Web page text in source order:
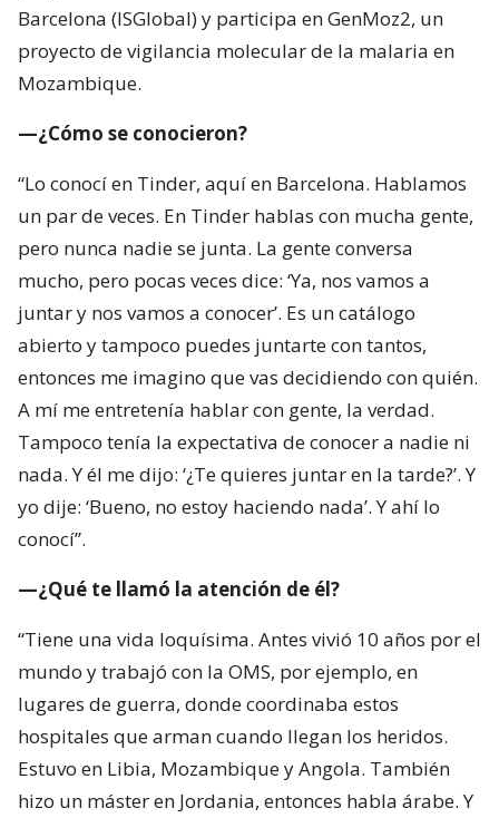
Barcelona (ISGlobal) y participa en GenMoz2, un
proyecto de vigilancia molecular de la malaria en
Mozambique.
—¿Cómo se conocieron?
“Lo conocí en Tinder, aquí en Barcelona. Hablamos
un par de veces. En Tinder hablas con mucha gente,
pero nunca nadie se junta. La gente conversa
mucho, pero pocas veces dice: ‘Ya, nos vamos a
juntar y nos vamos a conocer’. Es un catálogo
abierto y tampoco puedes juntarte con tantos,
entonces me imagino que vas decidiendo con quién.
A mí me entretenía hablar con gente, la verdad.
Tampoco tenía la expectativa de conocer a nadie ni
nada. Y él me dijo: ‘¿Te quieres juntar en la tarde?’. Y
yo dije: ‘Bueno, no estoy haciendo nada’. Y ahí lo
conocí”.
—¿Qué te llamó la atención de él?
“Tiene una vida loquísima. Antes vivió 10 años por el
mundo y trabajó con la OMS, por ejemplo, en
lugares de guerra, donde coordinaba estos
hospitales que arman cuando llegan los heridos.
Estuvo en Libia, Mozambique y Angola. También
hizo un máster en Jordania, entonces habla árabe. Y